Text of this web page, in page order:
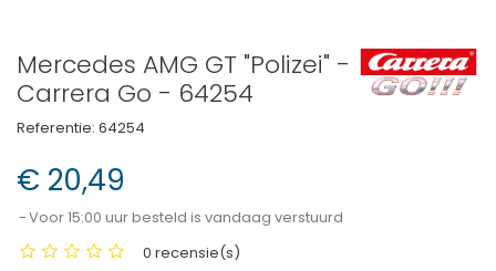
Mercedes AMG GT "Polizei" -
Carrera Go - 64254
Referentie: 64254
€ 20,49
Voor 15:00 uur besteld is vandaag verstuurd
0 recensie(s)